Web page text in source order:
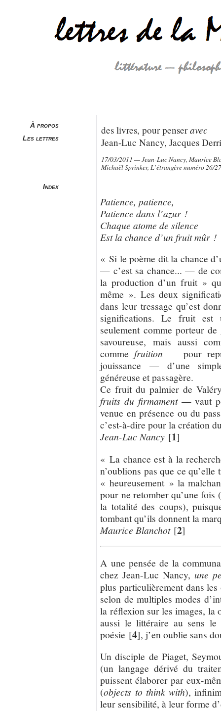
À propos
Les lettres
Index
des livres, pour penseravec
Jean-Luc Nancy, Jacques
17/03/2011 — Jean-Luc Nancy, Maurice
Michaël Sprinker, L’étrangère numéro 26/
Patience, patience,
Patience dans l’azur !
Chaque atome de silence
Est la chance d’un fruit mûr !
« Si le poème dit la chance
— c’est sa chance... — de
la production d’un fruit »
même ». Les deux
dans leur tressage qu’est
significations. Le fruit est
seulement comme porteur
savoureuse, mais aussi
commefruition — pour
jouissance — d’une
généreuse et passagère.
Ce fruit du palmier de
fruits du firmament— vaut
venue en présence ou du
c’est-à-dire pour la création
Jean-Luc Nancy [1]
« La chance est à la
n’oublions pas que ce
« heureusement » la
pour ne retomber qu’une fois
la totalité des coups),
tombant qu’ils donnent la
Maurice Blanchot[2]
A une pensée de la
chez Jean-Luc Nancy, une
plus particulièrement dans
selon de multiples modes
la réflexion sur les images, la
aussi le littéraire au sens
poésie [4], j’en oublie sans
Un disciple de Piaget,
(un langage dérivé du
puissent élaborer par eux-
(objects to think with),
leur sensibilité, à leur forme